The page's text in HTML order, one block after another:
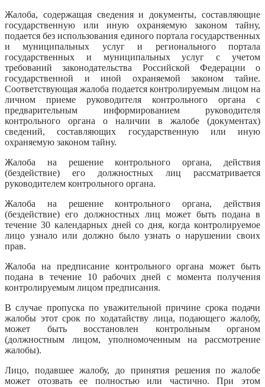
Жалоба, содержащая сведения и документы, составляющие
государственную или иную охраняемую законом тайну,
подается без использования единого портала государственных
и муниципальных услуг и регионального портала
государственных и муниципальных услуг с учетом
требований законодательства Российской Федерации о
государственной и иной охраняемой законом тайне.
Соответствующая жалоба подается контролируемым лицом на
личном приеме руководителя контрольного органа с
предварительным информированием руководителя
контрольного органа о наличии в жалобе (документах)
сведений, составляющих государственную или иную
охраняемую законом тайну.
Жалоба на решение контрольного органа, действия
(бездействие) его должностных лиц рассматривается
руководителем контрольного органа.
Жалоба на решение контрольного органа, действия
(бездействие) его должностных лиц может быть подана в
течение 30 календарных дней со дня, когда контролируемое
лицо узнало или должно было узнать о нарушении своих
прав.
Жалоба на предписание контрольного органа может быть
подана в течение 10 рабочих дней с момента получения
контролируемым лицом предписания.
В случае пропуска по уважительной причине срока подачи
жалобы этот срок по ходатайству лица, подающего жалобу,
может быть восстановлен контрольным органом
(должностным лицом, уполномоченным на рассмотрение
жалобы).
Лицо, подавшее жалобу, до принятия решения по жалобе
может отозвать ее полностью или частично. При этом